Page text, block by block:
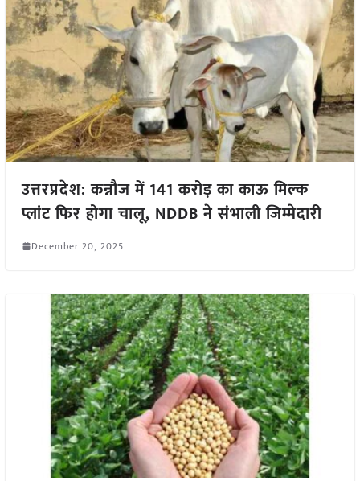
उत्तरप्रदेश: कन्नौज में 141 करोड़ का काऊ मिल्क
प्लांट फिर होगा चालू, NDDB ने संभाली जिम्मेदारी
December 20, 2025